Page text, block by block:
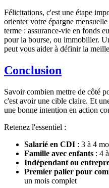
Félicitations, c'est une étape
orienter votre épargne
terme : assurance-vie en fonds
pour la bourse, ou immobilier.
peut vous aider à définir la
Conclusion
Savoir combien mettre de côté
c'est avoir une cible claire. Et
une bonne intention en action
Retenez l'essentiel :
Salarié en CDI : 3 à 4
Famille avec enfants : 4
Indépendant ou
Premier palier pour
un mois complet